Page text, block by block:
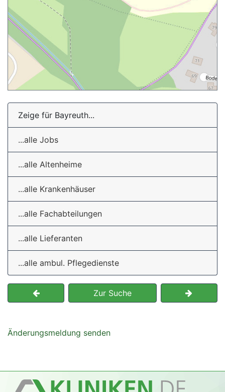
Zeige für Bayreuth...
...alle Jobs
...alle Altenheime
...alle Krankenhäuser
...alle Fachabteilungen
...alle Lieferanten
...alle ambul. Pflegedienste
Zur Suche
Änderungsmeldung senden